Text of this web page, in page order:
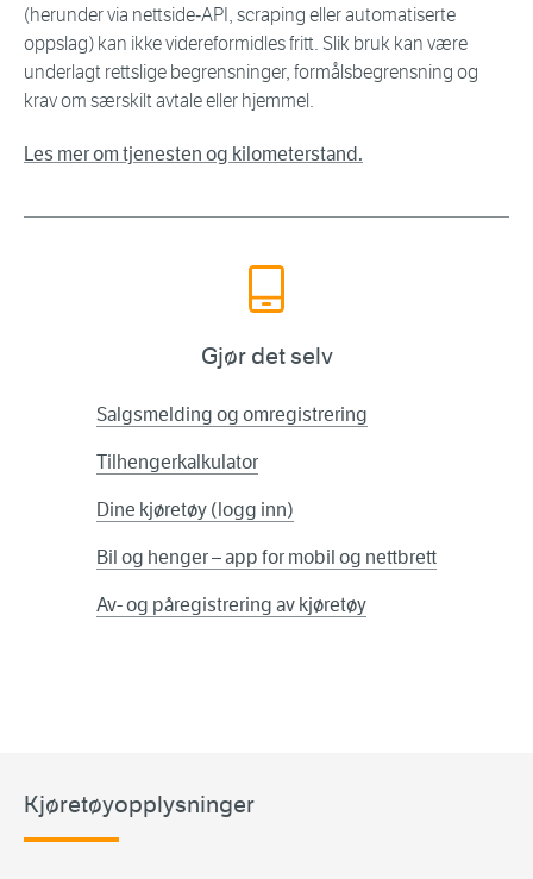
(herunder via nettside‑API, scraping eller automatiserte
oppslag) kan ikke videreformidles fritt. Slik bruk kan være
underlagt rettslige begrensninger, formålsbegrensning og
krav om særskilt avtale eller hjemmel.
Les mer om tjenesten og kilometerstand.
Gjør det selv
Salgsmelding og omregistrering
Tilhengerkalkulator
Dine kjøretøy (logg inn)
Bil og henger – app for mobil og nettbrett
Av- og påregistrering av kjøretøy
Kjøretøyopplysninger